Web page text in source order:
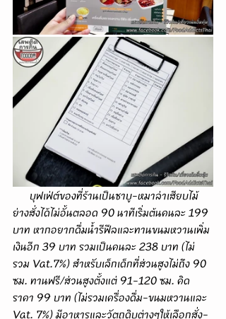
ย่างสั่งได้ไม่อั้นตลอด 90 นาทีเริ่มต้นคนละ 199
บาท หากอยากดื่มน้ำรีฟีลและทานขนมหวานเพิ่ม
เงินอีก 39 บาท รวมเป็นคนละ 238 บาท (ไม่
รวม Vat.7%) สำหรับเล็กเด็กที่ส่วนสูงไม่ถึง 90
ซม. ทานฟรี/ส่วนสูงตั้งแต่ 91-120 ซม. คิด
ราคา 99 บาท (ไม่รวมเครื่องดื่ม-ขนมหวานและ
Vat. 7%) มีอาหารและวัตถุดิบต่างๆให้เลือกสั่ง-